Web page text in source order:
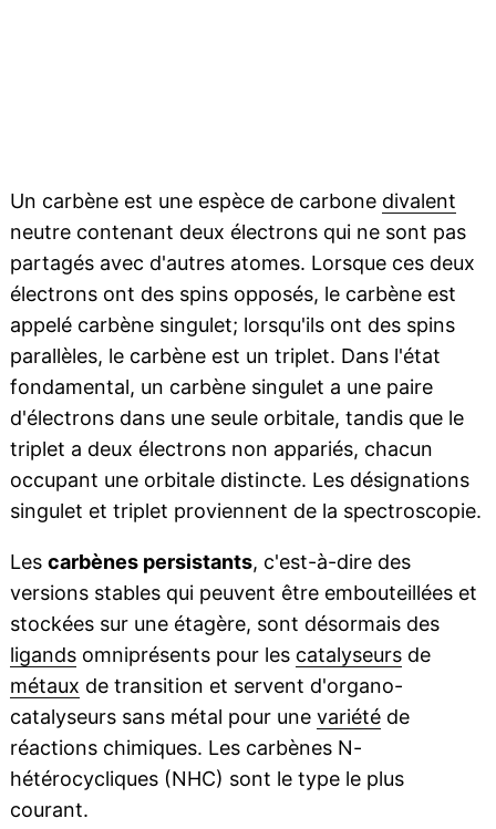
Un carbène est une espèce de carbone divalent
neutre contenant deux électrons qui ne sont pas
partagés avec d'autres atomes. Lorsque ces deux
électrons ont des spins opposés, le carbène est
appelé carbène singulet; lorsqu'ils ont des spins
parallèles, le carbène est un triplet. Dans l'état
fondamental, un carbène singulet a une paire
d'électrons dans une seule orbitale, tandis que le
triplet a deux électrons non appariés, chacun
occupant une orbitale distincte. Les désignations
singulet et triplet proviennent de la spectroscopie.
Les carbènes persistants, c'est-à-dire des
versions stables qui peuvent être embouteillées et
stockées sur une étagère, sont désormais des
ligandsomniprésents pour les catalyseursde
métaux de transition et servent d'organo-
catalyseurs sans métal pour une variétéde
réactions chimiques. Les carbènes N-
hétérocycliques (NHC) sont le type le plus
courant.